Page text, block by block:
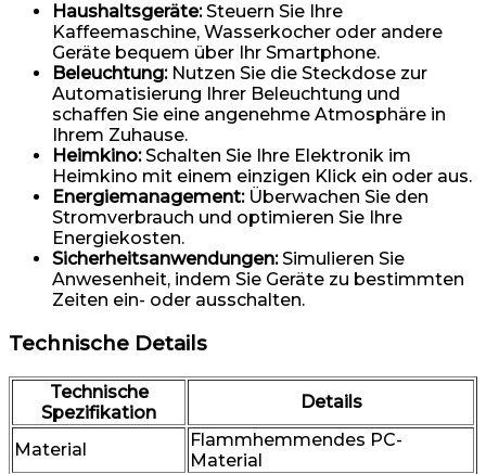
Haushaltsgeräte:Steuern Sie Ihre
Kaffeemaschine, Wasserkocher oder andere
Geräte bequem über Ihr Smartphone.
Beleuchtung:Nutzen Sie die Steckdose zur
Automatisierung Ihrer Beleuchtung und
schaffen Sie eine angenehme Atmosphäre in
Ihrem Zuhause.
Heimkino:Schalten Sie Ihre Elektronik im
Heimkino mit einem einzigen Klick ein oder aus.
Energiemanagement:Überwachen Sie den
Stromverbrauch und optimieren Sie Ihre
Energiekosten.
Sicherheitsanwendungen:Simulieren Sie
Anwesenheit, indem Sie Geräte zu bestimmten
Zeiten ein- oder ausschalten.
Technische Details
Technische
Spezifikation
Details
Material
Flammhemmendes PC-
Material